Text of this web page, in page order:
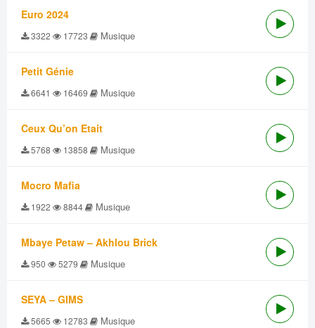
Euro 2024
3322 17723 Musique
Petit Génie
6641 16469 Musique
Ceux Qu’on Etait
5768 13858 Musique
Mocro Mafia
1922 8844 Musique
Mbaye Petaw – Akhlou Brick
950 5279 Musique
SEYA – GIMS
5665 12783 Musique